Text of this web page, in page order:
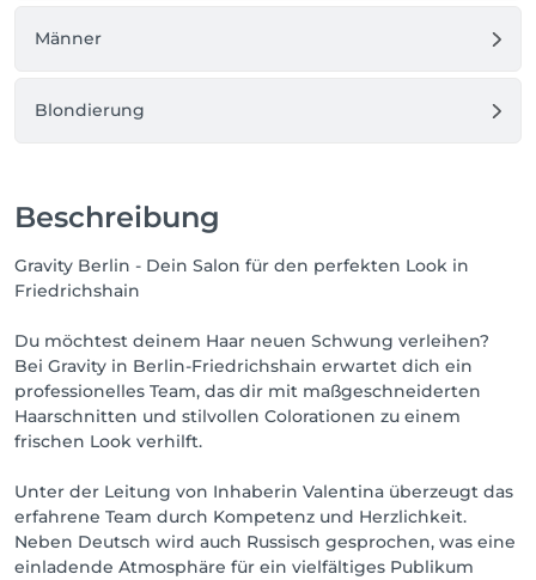
Männer
Blondierung
Beschreibung
Gravity Berlin - Dein Salon für den perfekten Look in
Friedrichshain
Du möchtest deinem Haar neuen Schwung verleihen?
Bei Gravity in Berlin-Friedrichshain erwartet dich ein
professionelles Team, das dir mit maßgeschneiderten
Haarschnitten und stilvollen Colorationen zu einem
frischen Look verhilft.
Unter der Leitung von Inhaberin Valentina überzeugt das
erfahrene Team durch Kompetenz und Herzlichkeit.
Neben Deutsch wird auch Russisch gesprochen, was eine
einladende Atmosphäre für ein vielfältiges Publikum